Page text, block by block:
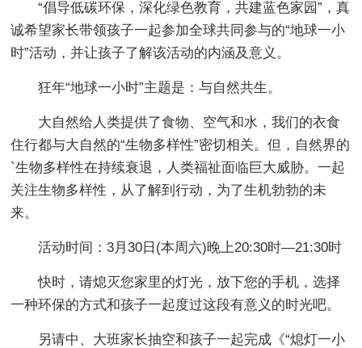
“倡导低碳环保，深化绿色教育，共建蓝色家园”，真
诚希望家长带领孩子一起参加全球共同参与的“地球一小
时”活动，并让孩子了解该活动的内涵及意义。
狂年“地球一小时”主题是：与自然共生。
大自然给人类提供了食物、空气和水，我们的衣食
住行都与大自然的“生物多样性”密切相关。但，自然界的
`生物多样性在持续衰退，人类福祉面临巨大威胁。一起
关注生物多样性，从了解到行动，为了生机勃勃的未
来。
活动时间：3月30日(本周六)晚上20:30时—21:30时
快时，请熄灭您家里的灯光，放下您的手机，选择
一种环保的方式和孩子一起度过这段有意义的时光吧。
另请中、大班家长抽空和孩子一起完成《“熄灯一小